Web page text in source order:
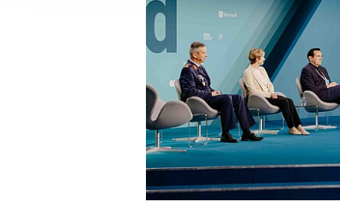
Ihre etwaige
der von Ihnen
aufgrund berechtigter